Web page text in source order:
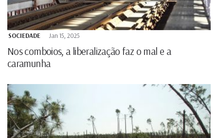
SOCIEDADE Jan 15, 2025
Nos comboios, a liberalização faz o mal e a
caramunha